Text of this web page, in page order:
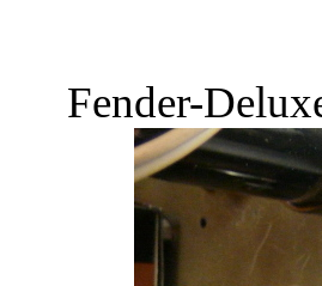
Fender-